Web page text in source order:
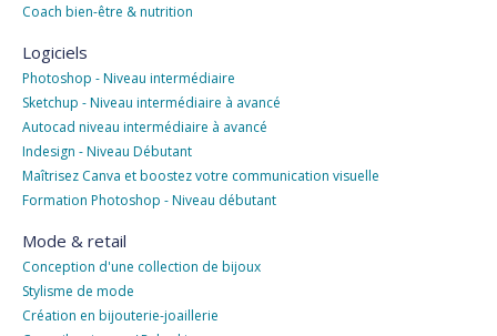
Coach bien-être & nutrition
Logiciels
Photoshop - Niveau intermédiaire
Sketchup - Niveau intermédiaire à avancé
Autocad niveau intermédiaire à avancé
Indesign - Niveau Débutant
Maîtrisez Canva et boostez votre communication visuelle
Formation Photoshop - Niveau débutant
Mode & retail
Conception d'une collection de bijoux
Stylisme de mode
Création en bijouterie-joaillerie